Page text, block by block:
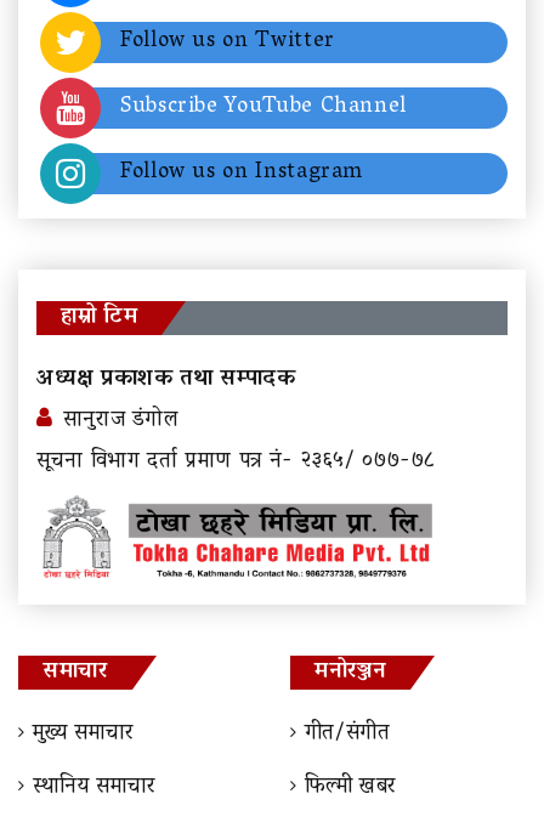
Follow us on Twitter
Subscribe YouTube Channel
Follow us on Instagram
हाम्रो टिम
अध्यक्ष प्रकाशक तथा सम्पादक
सानुराज डंगोल
सूचना विभाग दर्ता प्रमाण पत्र नं- २३६५/ ०७७-७८
समाचार
मुख्य समाचार
स्थानिय समाचार
मनोरञ्जन
गीत/संगीत
फिल्मी खबर